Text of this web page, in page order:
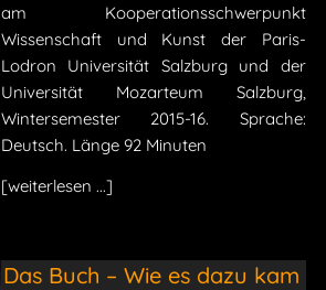
am Kooperationsschwerpunkt
Wissenschaft und Kunst der Paris-
Lodron Universität Salzburg und der
Universität Mozarteum Salzburg,
Wintersemester 2015-16. Sprache:
Deutsch. Länge 92 Minuten
[weiterlesen ...]
Das Buch – Wie es dazu kam